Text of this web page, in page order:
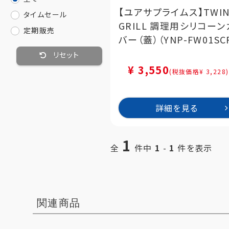
タイムセール
定期販売
リセット
【ユアサプライムス】
GRILL 調理用シリコーンカ
バー（蓋）（YNP-
¥ 3,550(税抜価格¥ 3,228)
詳細を見る
全 1 件中 1 - 1 件を表示
関連商品